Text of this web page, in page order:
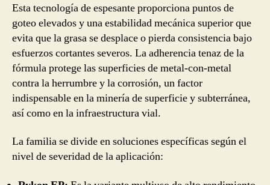
Esta tecnología de espesante proporciona puntos de
goteo elevados y una estabilidad mecánica superior que
evita que la grasa se desplace o pierda consistencia bajo
esfuerzos cortantes severos. La adherencia tenaz de la
fórmula protege las superficies de metal-con-metal
contra la herrumbre y la corrosión, un factor
indispensable en la minería de superficie y subterránea,
así como en la infraestructura vial.
La familia se divide en soluciones específicas según el
nivel de severidad de la aplicación: